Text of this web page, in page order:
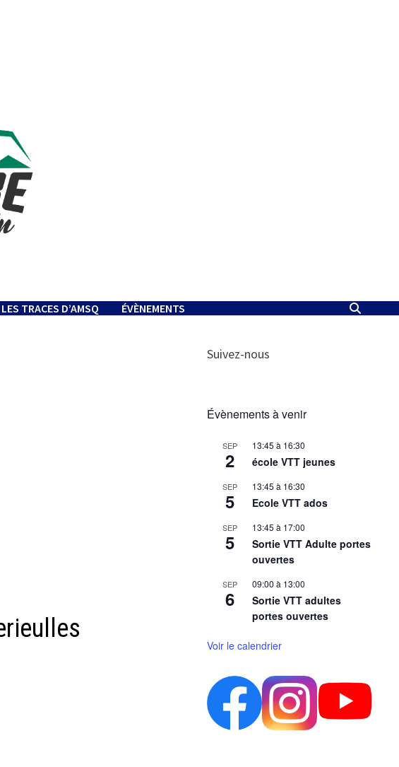
LES TRACES D’AMSQ ÉVÈNEMENTS
Suivez-nous
Évènements à venir
SEP
2
13:45 à 16:30
école VTT jeunes
SEP
5
13:45 à 16:30
Ecole VTT ados
SEP
5
13:45 à 17:00
Sortie VTT Adulte portes
ouvertes
SEP
6
09:00 à 13:00
Sortie VTT adultes
portes ouvertes
Voir le calendrier